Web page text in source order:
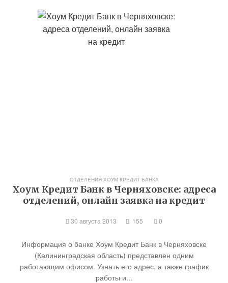
ОТДЕЛЕНИЯ ХОУМ КРЕДИТ БАНКА
Хоум Кредит Банк в Черняховске: адреса
отделений, онлайн заявка на кредит
30 августа 2013 155 0
Информация о банке Хоум Кредит Банк в Черняховске
(Калининградская область) представлен одним
работающим офисом. Узнать его адрес, а также график
работы и...